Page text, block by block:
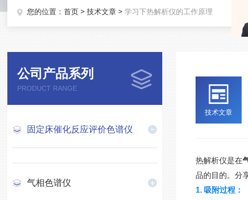
您的位置： 首页 > 技术文章 > 学习下热解析仪的工作原理
公司产品系列
PRODUCT RANGE
固定床催化反应评价色谱仪
气相色谱仪
技术文章
热解析仪是在
品的目的。分
1. 吸附过程：